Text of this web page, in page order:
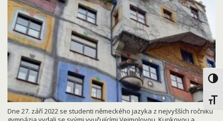
Dne 27. září 2022 se studenti německého jazyka z nejvyšších ročníků